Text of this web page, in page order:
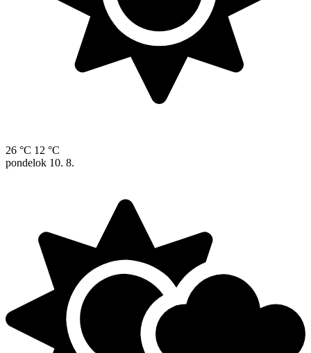
26 °C 12 °C
pondelok 10. 8.